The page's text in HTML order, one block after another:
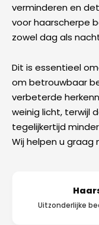
verminderen en
voor haarscherpe
zowel dag als
Dit is essentieel
om betrouwbaar
verbeterde
weinig licht, terwijl
tegelijkertijd
Wij helpen u graag
Uitzonderlijke